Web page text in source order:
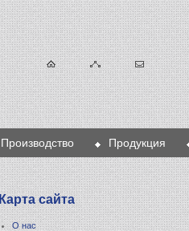
Производство Продукция
Карта сайта
О нас